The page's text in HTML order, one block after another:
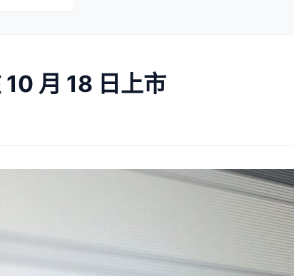
月 18 日上市